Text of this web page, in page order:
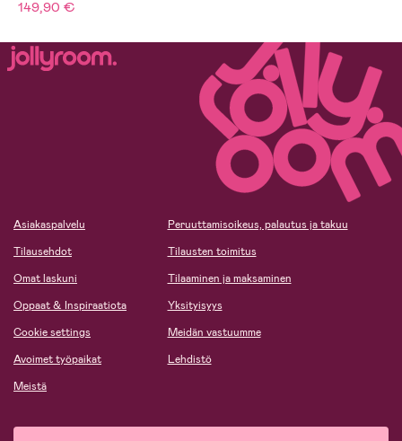
149,90 €
Asiakaspalvelu
Tilausehdot
Omat laskuni
Oppaat & Inspiraatiota
Cookie settings
Avoimet työpaikat
Meistä
Peruuttamisoikeus, palautus ja takuu
Tilausten toimitus
Tilaaminen ja maksaminen
Yksityisyys
Meidän vastuumme
Lehdistö